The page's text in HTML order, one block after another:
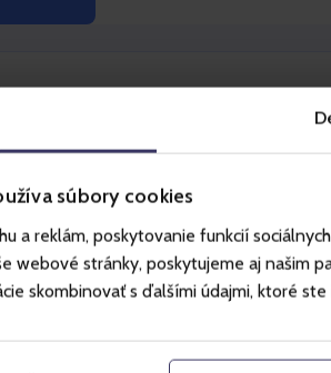
súbory cookies
a reklám, poskytovanie funkcií
webové stránky, poskytujeme aj našim
skombinovať s ďalšími údajmi, ktoré